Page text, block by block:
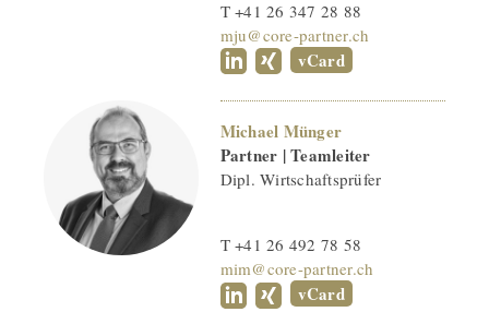
T +41 26 347 28 88
mju@core-partner.ch
vCard
Michael Münger
Partner | Teamleiter
Dipl. Wirtschaftsprüfer
T +41 26 492 78 58
mim@core-partner.ch
vCard